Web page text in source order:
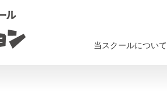
当スクールについて